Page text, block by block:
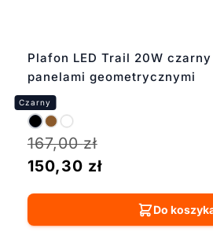
Plafon LED Trail 20W
panelami geometrycznymi
167,00zł
150,30 zł
Do